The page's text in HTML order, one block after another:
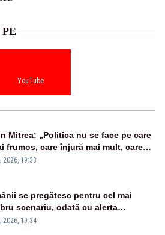
YouTube
Mitrea: „Politica nu se face pe care
frumos, care înjură mai mult, care
tare, ci pe proiecte”
2026, 19:33
se pregătesc pentru cel mai
scenariu, odată cu alerta
2026, 19:34